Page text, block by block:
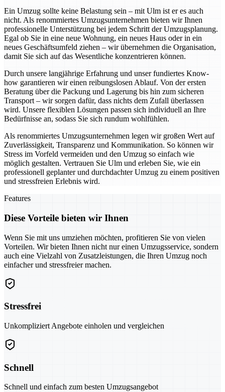
Ein Umzug sollte keine Belastung sein – mit Ulm ist er es auch
nicht. Als renommiertes Umzugsunternehmen bieten wir Ihnen
professionelle Unterstützung bei jedem Schritt der Umzugsplanung.
Egal ob Sie in eine neue Wohnung, ein neues Haus oder in ein
neues Geschäftsumfeld ziehen – wir übernehmen die Organisation,
damit Sie sich auf das Wesentliche konzentrieren können.
Durch unsere langjährige Erfahrung und unser fundiertes Know-
how garantieren wir einen reibungslosen Ablauf. Von der ersten
Beratung über die Packung und Lagerung bis hin zum sicheren
Transport – wir sorgen dafür, dass nichts dem Zufall überlassen
wird. Unsere flexiblen Lösungen passen sich individuell an Ihre
Bedürfnisse an, sodass Sie sich rundum wohlfühlen.
Als renommiertes Umzugsunternehmen legen wir großen Wert auf
Zuverlässigkeit, Transparenz und Kommunikation. So können wir
Stress im Vorfeld vermeiden und den Umzug so einfach wie
möglich gestalten. Vertrauen Sie Ulm und erleben Sie, wie ein
professionell geplanter und durchdachter Umzug zu einem positiven
und stressfreien Erlebnis wird.
Features
Diese Vorteile bieten wir Ihnen
Wenn Sie mit uns umziehen möchten, profitieren Sie von vielen
Vorteilen. Wir bieten Ihnen nicht nur einen Umzugsservice, sondern
auch eine Vielzahl von Zusatzleistungen, die Ihren Umzug noch
einfacher und stressfreier machen.
Stressfrei
Unkompliziert Angebote einholen und vergleichen
Schnell
Schnell und einfach zum besten Umzugsangebot